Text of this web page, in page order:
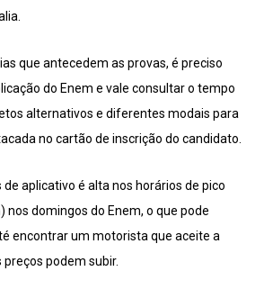
que antecedem as provas, é preciso
do Enem e vale consultar o tempo
alternativos e diferentes modais para
no cartão de inscrição do candidato.
aplicativo é alta nos horários de pico
nos domingos do Enem, o que pode
encontrar um motorista que aceite a
podem subir.